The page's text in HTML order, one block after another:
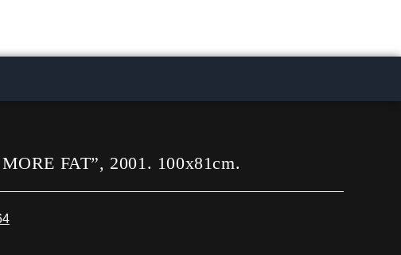
FAT”, 2001. 100x81cm.